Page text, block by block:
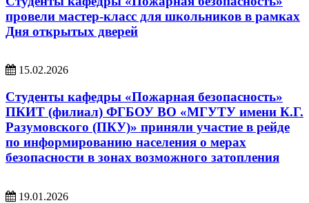
провели мастер‑класс для школьников в рамках
Дня открытых дверей
15.02.2026
Студенты кафедры «Пожарная безопасность»
ПКИТ (филиал) ФГБОУ ВО «МГУТУ имени К.Г.
Разумовского (ПКУ)» приняли участие в рейде
по информированию населения о мерах
безопасности в зонах возможного затопления
19.01.2026